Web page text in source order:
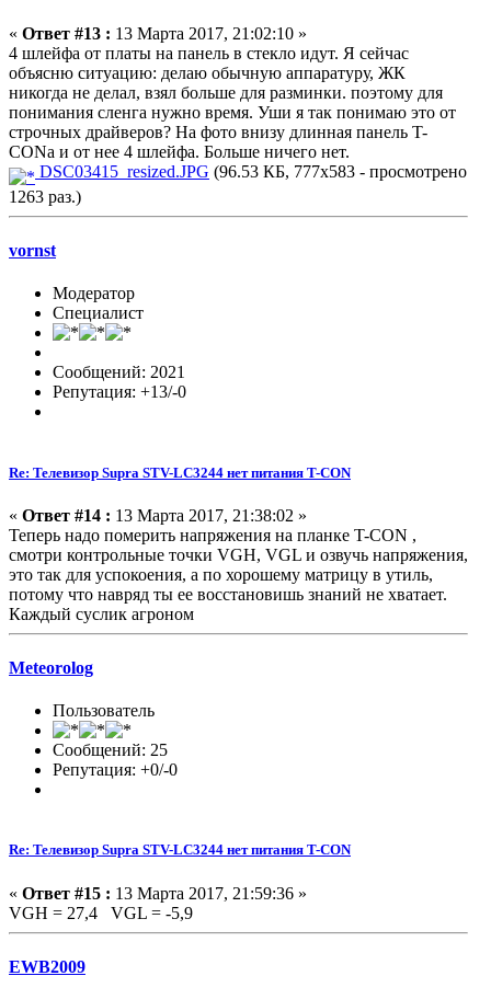
« Ответ #13 : 13 Марта 2017, 21:02:10 »
4 шлейфа от платы на панель в стекло идут. Я сейчас
объясню ситуацию: делаю обычную аппаратуру, ЖК
никогда не делал, взял больше для разминки. поэтому для
понимания сленга нужно время. Уши я так понимаю это от
строчных драйверов? На фото внизу длинная панель T-
CONа и от нее 4 шлейфа. Больше ничего нет.
DSC03415_resized.JPG (96.53 КБ, 777x583 - просмотрено
1263 раз.)
vornst
Модератор
Специалист
Сообщений: 2021
Репутация: +13/-0
Re: Телевизор Supra STV-LC3244 нет питания T-CON
« Ответ #14 : 13 Марта 2017, 21:38:02 »
Теперь надо померить напряжения на планке T-CON ,
смотри контрольные точки VGH, VGL и озвучь напряжения,
это так для успокоения, а по хорошему матрицу в утиль,
потому что навряд ты ее восстановишь знаний не хватает.
Каждый суслик агроном
Meteorolog
Пользователь
Сообщений: 25
Репутация: +0/-0
Re: Телевизор Supra STV-LC3244 нет питания T-CON
« Ответ #15 : 13 Марта 2017, 21:59:36 »
VGH = 27,4 VGL = -5,9
EWB2009